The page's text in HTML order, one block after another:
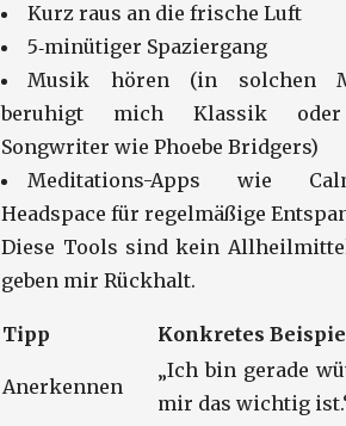
Kurz raus an die frische Luft
5‑minütiger Spaziergang
Musik hören (in solchen
beruhigt mich Klassik oder
Songwriter wie Phoebe Bridgers)
Meditations-Apps wie
Headspace für regelmäßige
Diese Tools sind kein
geben mir Rückhalt.
Tipp Konkretes
Anerkennen
„Ich bin gerade
mir das wichtig